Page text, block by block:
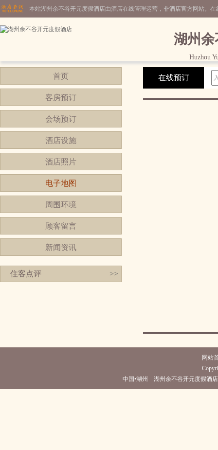
本站湖州余不谷开元度假酒店由酒店在线管理运营，非酒店官方网站。
湖州
Huzhou
首页
客房预订
会场预订
酒店设施
酒店照片
电子地图
周围环境
顾客留言
新闻资讯
住客点评 >>
在线预订
网站
中国•湖州 湖州余不谷开元度假酒店(